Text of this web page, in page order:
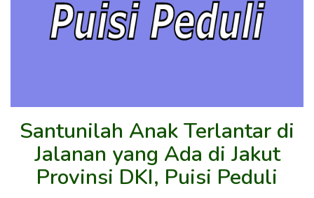
Santunilah Anak Terlantar di
Jalanan yang Ada di Jakut
Provinsi DKI, Puisi Peduli